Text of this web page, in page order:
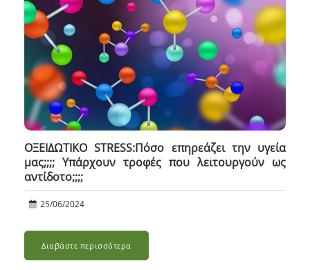
ΟΞΕΙΔΩΤΙΚΟ STRESS:Πόσο επηρεάζει την υγεία
μας;;;; Υπάρχουν τροφές που λειτουργούν ως
αντίδοτο;;;;
25/06/2024
Διαβάστε περισσότερα